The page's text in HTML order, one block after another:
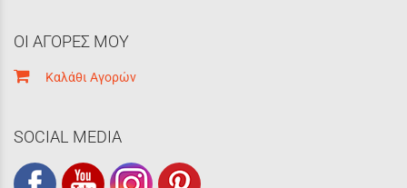
ΟΙ ΑΓΟΡΕΣ ΜΟΥ
Καλάθι Αγορών
SOCIAL MEDIA